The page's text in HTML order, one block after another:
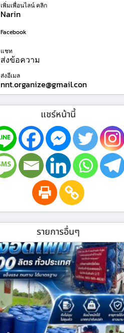
เพิ่มเพื่อนไลน์ คลิก
Narin
Facebook
แชท
ส่งข้อความ
ส่งอีเมล
nnt.organize@gmail.con
แชร์หน้านี้
รายการอื่นๆ